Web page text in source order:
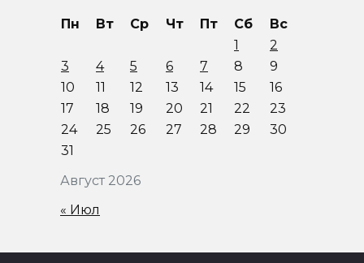
Август 2026
Пн Вт Ср Чт Пт Сб
Вс
1
2
3
4 5 6 7 8
9
10
11 12 13 14 15
16
17
18 19 20 21 22
23
24
25 26 27 28 29
30
31
« Июл